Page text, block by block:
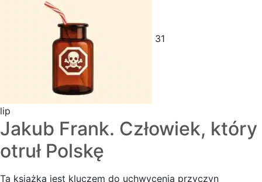
31
lip
Jakub Frank. Człowiek, który
otruł Polskę
Ta książka jest kluczem do uchwycenia przyczyn